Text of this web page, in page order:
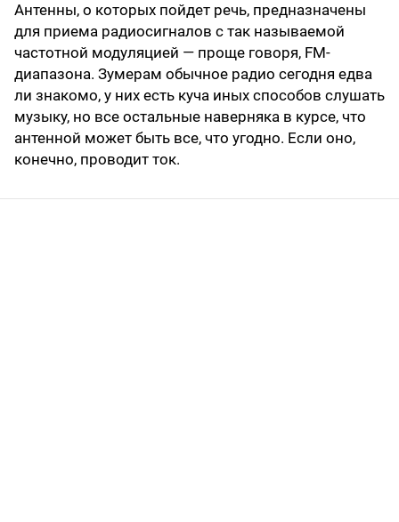
Антенны, о которых пойдет речь, предназначены
для приема радиосигналов с так называемой
частотной модуляцией — проще говоря, FM-
диапазона. Зумерам обычное радио сегодня едва
ли знакомо, у них есть куча иных способов слушать
музыку, но все остальные наверняка в курсе, что
антенной может быть все, что угодно. Если оно,
конечно, проводит ток.